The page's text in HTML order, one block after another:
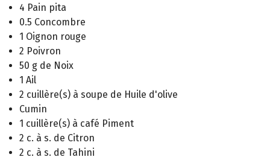
4 Pain pita
0.5 Concombre
1 Oignon rouge
2 Poivron
50 g de Noix
1 Ail
2 cuillère(s) à soupe de Huile d'olive
Cumin
1 cuillère(s) à café Piment
2 c. à s. de Citron
2 c. à s. de Tahini